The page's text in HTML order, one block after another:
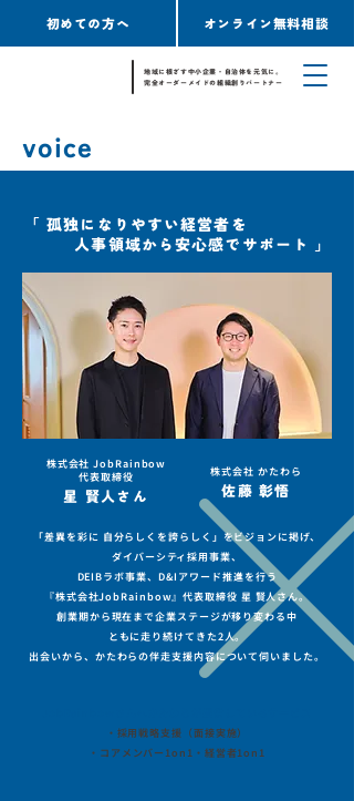
初めての方へ オンライン無料相談
地域に根ざす中小企業・自治体を元気に。
完全オーダーメイドの組織創りパートナー
voice
​「 孤独になりやすい経営者を
​ 人事領域から安心感でサポート 」
株式会社 JobRainbow
​代表取締役
星 賢人さん
株式会社 かたわら
佐藤 彰悟
「差異を彩に 自分らしくを誇らしく」をビジョンに掲げ、
ダイバーシティ採用事業、
DEIBラボ事業、 D&Iアワード推進を行う
『株式会社JobRainbow』代表取締役 星 賢人さん。
創業期から現在まで企業ステージが移り変わる中
ともに走り続けてきた2人。
出会いから、かたわらの伴走支援内容について伺いました。
・採用戦略支援（面接実施）
・コアメンバー1on1・経営者1on1